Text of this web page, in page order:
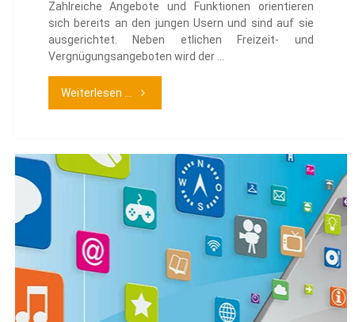
Zahlreiche Angebote und Funktionen orientieren
sich bereits an den jungen Usern und sind auf sie
ausgerichtet. Neben etlichen Freizeit- und
Vergnügungsangeboten wird der …
Weiterlesen ... "Hausaufgaben
dem
Internet"